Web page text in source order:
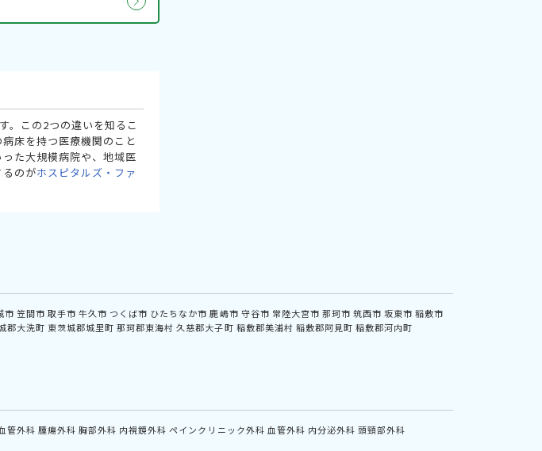
。この2つの違いを知るこ
床を持つ医療機関のこと
た大規模病院や、地域医
のがホスピタルズ・ファ
市 笠間市 取手市 牛久市 つくば市 ひたちなか市 鹿嶋市 守谷市 常陸大宮市 那珂市 筑西市 坂東市 稲敷市
郡大洗町 東茨城郡城里町 那珂郡東海村 久慈郡大子町 稲敷郡美浦村 稲敷郡阿見町 稲敷郡河内町
管外科 腫瘍外科 胸部外科 内視鏡外科 ペインクリニック外科 血管外科 内分泌外科 頭頸部外科